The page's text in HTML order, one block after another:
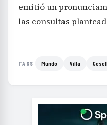
emitió un
las consultas
TAGS Mundo Villa